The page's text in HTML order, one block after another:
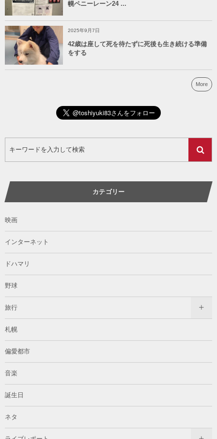
幌ペニーレーン24 ...
2025年9月7日
42歳は座して死を待たずに死後も生き続ける準備
をする
More
カテゴリー
映画
インターネット
ドハマリ
野球
旅行
札幌
偏愛都市
音楽
誕生日
ネタ